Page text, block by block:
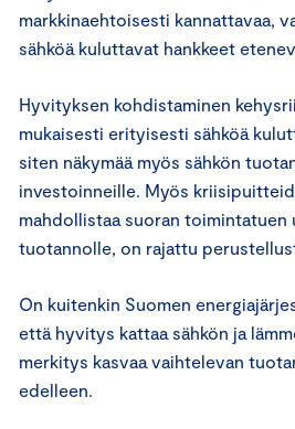
markkinaehtoisesti kannattavaa,
sähköä kuluttavat hankkeet
Hyvityksen kohdistaminen
mukaisesti erityisesti sähköä
siten näkymää myös sähkön
investoinneille. Myös
mahdollistaa suoran toimintatuen
tuotannolle, on rajattu
On kuitenkin Suomen
että hyvitys kattaa sähkön ja
merkitys kasvaa vaihtelevan
edelleen.